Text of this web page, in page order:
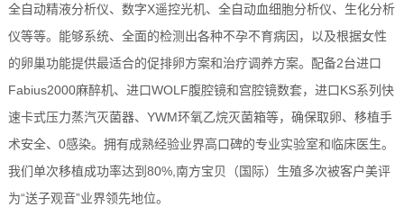
全自动精液分析仪、数字X遥控光机、全自动血细胞分析仪、生化分析
仪等等。能够系统、全面的检测出各种不孕不育病因，以及根据女性
的卵巢功能提供最适合的促排卵方案和治疗调养方案。配备2台进口
Fabius2000麻醉机、进口WOLF腹腔镜和宫腔镜数套，进口KS系列快
速卡式压力蒸汽灭菌器、YWM环氧乙烷灭菌箱等，确保取卵、移植手
术安全、0感染。拥有成熟经验业界高口碑的专业实验室和临床医生。
我们单次移植成功率达到80%,南方宝贝（国际）生殖多次被客户美评
为“送子观音”业界领先地位。